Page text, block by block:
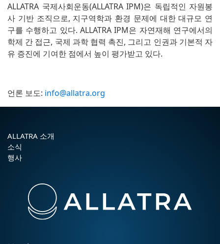
ALLATRA 국제사회운동(ALLATRA IPM)은 독립적인 자원봉
사 기반 조직으로, 지구역학과 환경 문제에 대한 대규모 연
구를 수행하고 있다. ALLATRA IPM은 자연재해 연구에서의
학제 간 접근, 국제 과학 협력 촉진, 그리고 인권과 기본적 자
유 증진에 기여한 점에서 높이 평가받고 있다.
언론 보도: info@allatra.org
ALLATRA 소개
소식
행사